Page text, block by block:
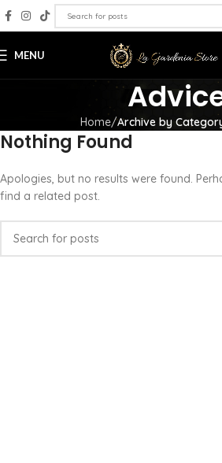
MENU
Home Archive by
Nothing Found
Apologies, but no results were found.
find a related post.